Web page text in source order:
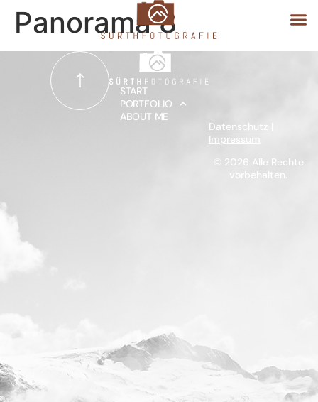
START
PORTFOLIO
Panorama 8
Datenschutz
Impressum
© 2026 Alle Rechte
vorbehalten.
START
PORTFOLIO
ABOUT ME